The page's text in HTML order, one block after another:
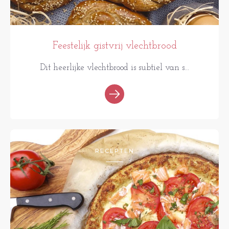
Feestelijk gistvrij vlechtbrood
Dit heerlijke vlechtbrood is subtiel van s...
RECEPTEN